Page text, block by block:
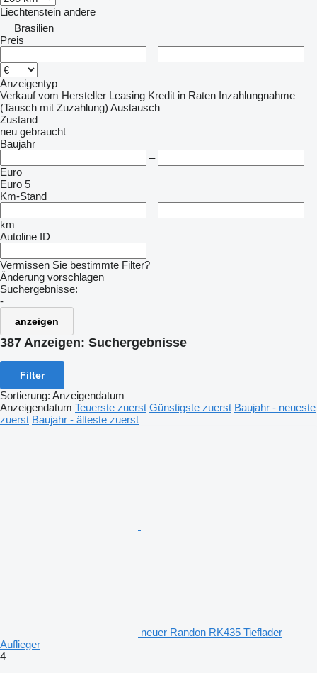
Liechtenstein andere
Brasilien
Preis
–
Anzeigentyp
Verkauf vom Hersteller Leasing Kredit in Raten Inzahlungnahme
(Tausch mit Zuzahlung) Austausch
Zustand
neu gebraucht
Baujahr
–
Euro
Euro 5
Km-Stand
–
km
Autoline ID
Vermissen Sie bestimmte Filter?
Änderung vorschlagen
Suchergebnisse:
-
anzeigen
387 Anzeigen: Suchergebnisse
Filter
Sortierung: Anzeigendatum
Anzeigendatum Teuerste zuerst Günstigste zuerst Baujahr - neueste
zuerst Baujahr - älteste zuerst
neuer Randon RK435 Tieflader
Auflieger
4